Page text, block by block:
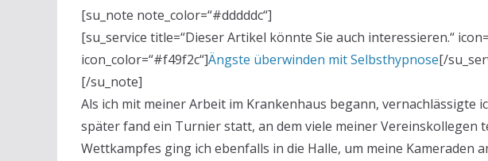
[su_note note_color=“#dddddc“]
[su_service title=“Dieser Artikel könnte Sie auch interessieren.“
icon_color=“#f49f2c“]Ängste überwinden mit Selbsthypnose[/
[/su_note]
Als ich mit meiner Arbeit im Krankenhaus begann, vernachlässigte
später fand ein Turnier statt, an dem viele meiner Vereinskollegen
Wettkampfes ging ich ebenfalls in die Halle, um meine Kameraden